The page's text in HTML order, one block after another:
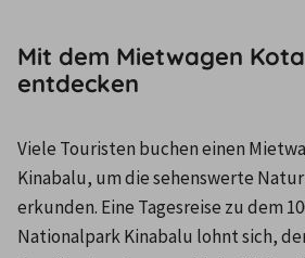
Mit dem Mietwagen
entdecken
Viele Touristen buchen einen
Kinabalu, um die sehenswerte
erkunden. Eine Tagesreise zu dem
Nationalpark Kinabalu lohnt sich,